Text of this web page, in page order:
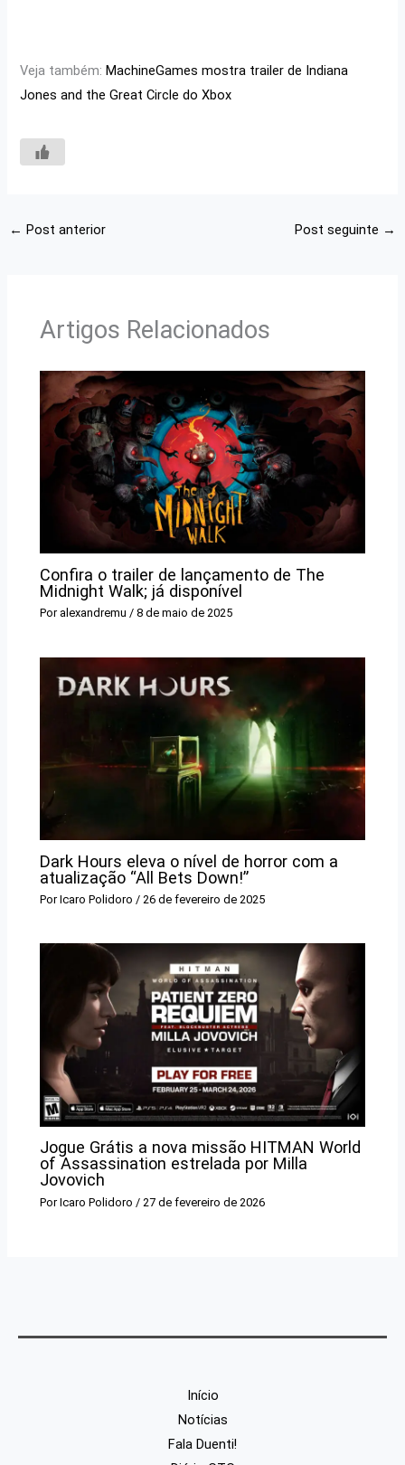
Veja também: MachineGames mostra trailer de Indiana
Jones and the Great Circle do Xbox
← Post anterior Post seguinte →
Artigos Relacionados
Confira o trailer de lançamento de The
Midnight Walk; já disponível
Por alexandremu/8 de maio de 2025
Dark Hours eleva o nível de horror com a
atualização “All Bets Down!”
PorIcaro Polidoro / 26 de fevereiro de 2025
Jogue Grátis a nova missão HITMAN World
of Assassination estrelada por Milla
Jovovich
PorIcaro Polidoro / 27 de fevereiro de 2026
Início
Notícias
Fala Duenti!